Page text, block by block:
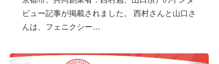
ビュー記事が掲載されました。 西村さんと山口さ
んは、フェニクシー…